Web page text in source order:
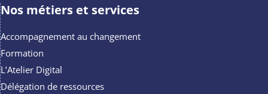
Nos métiers et services
Accompagnement au changement
Formation
L’Atelier Digital
Délégation de ressources